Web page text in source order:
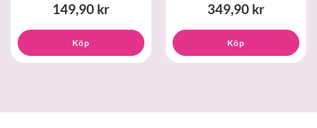
149,90 kr
Köp
349,90 kr
Köp